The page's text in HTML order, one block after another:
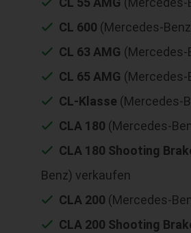
CL 600 (Mercedes-
CL 63 AMG (Mercedes-
CL 65 AMG (Mercedes-
CL-Klasse (Mercedes-
CLA 180 (Mercedes-
CLA 180 Shooting
Benz) verkaufen
CLA 200 (Mercedes-
CLA 200 Shooting